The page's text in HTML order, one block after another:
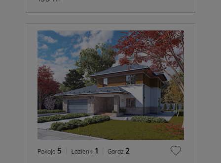
Pokoje 5 Łazienki 1 Garaż 2